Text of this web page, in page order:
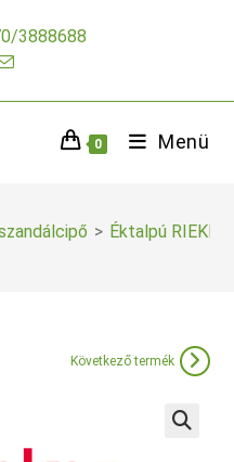
3888688
0 Menü
> Éktalpú
Következő termék